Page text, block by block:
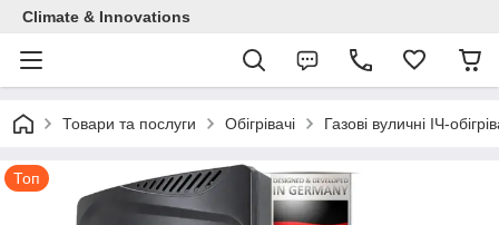
Climate & Innovations
Товари та послуги Обігрівачі Газові вуличні ІЧ-
Топ